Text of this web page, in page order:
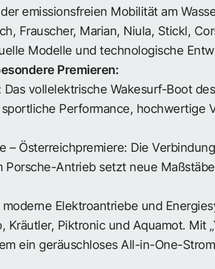
emissionsfreien Mobilität am
Frauscher, Marian, Niula, Stickl,
Modelle und technologische
Premieren:
Das vollelektrische Wakesurf-Boot
Performance, hochwertige
– Österreichpremiere: Die
Antrieb setzt neue
Elektroantriebe und
Piktronic und Aquamot. Mit
ein geräuschloses All-in-One-